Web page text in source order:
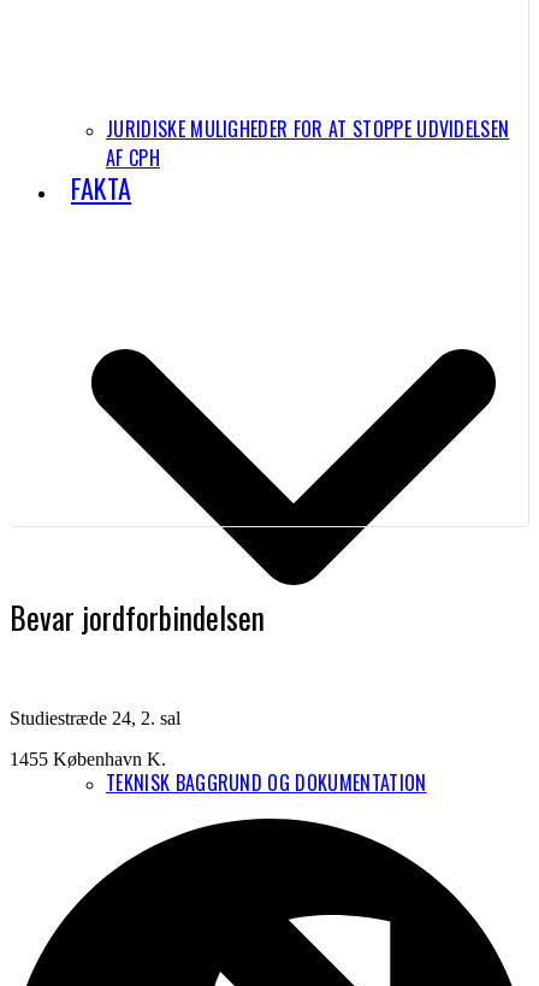
JURIDISKE MULIGHEDER FOR AT STOPPE UDVIDELSEN
AF CPH
FAKTA
TEKNISK BAGGRUND OG DOKUMENTATION
Bevar jordforbindelsen
Studiestræde 24, 2. sal
1455 København K.